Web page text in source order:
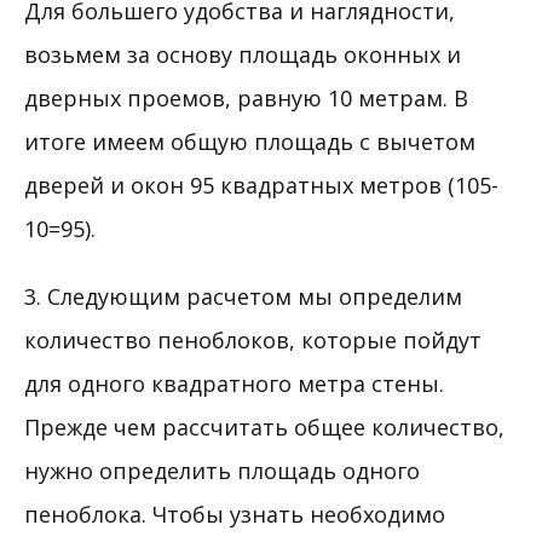
Для большего удобства и наглядности,
возьмем за основу площадь оконных и
дверных проемов, равную 10 метрам. В
итоге имеем общую площадь с вычетом
дверей и окон 95 квадратных метров (105-
10=95).
3. Следующим расчетом мы определим
количество пеноблоков, которые пойдут
для одного квадратного метра стены.
Прежде чем рассчитать общее количество,
нужно определить площадь одного
пеноблока. Чтобы узнать необходимо